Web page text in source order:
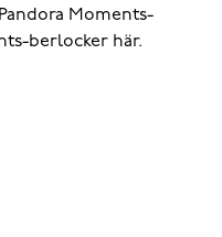
Moments-
berlocker här.